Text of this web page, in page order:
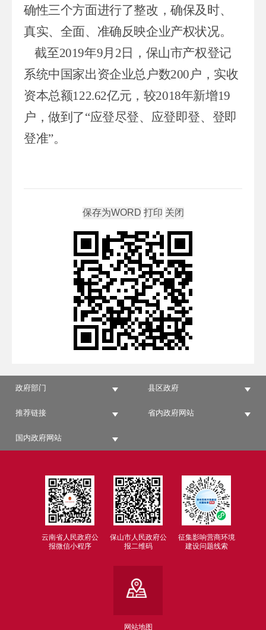
确性三个方面进行了整改 ，确保及时、
真实、全面、 准确反映企业产权状况。
截至2019年9月 2日，保山市产权登记
系统中国家出资企业总户数200户，实收
资本总额122.62亿元， 较2018年新增19
户，做到 了“应登尽登、应登即登、登即
登准”。
政府部门 县区政府
推荐链接 省内政府网站
国内政府网站
云南省人民政府公
报微信小程序
保山市人民政府公
报二维码
征集影响营商环境
建设问题线索
网站地图